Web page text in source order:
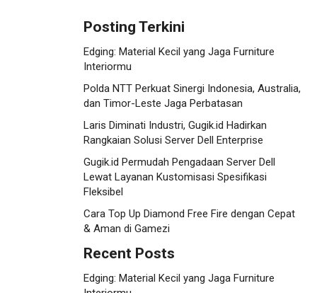
Posting Terkini
Edging: Material Kecil yang Jaga Furniture
Interiormu
Polda NTT Perkuat Sinergi Indonesia, Australia,
dan Timor-Leste Jaga Perbatasan
Laris Diminati Industri, Gugik.id Hadirkan
Rangkaian Solusi Server Dell Enterprise
Gugik.id Permudah Pengadaan Server Dell
Lewat Layanan Kustomisasi Spesifikasi
Fleksibel
Cara Top Up Diamond Free Fire dengan Cepat
& Aman di Gamezi
Recent Posts
Edging: Material Kecil yang Jaga Furniture